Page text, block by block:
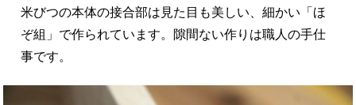
米びつの本体の接合部は見た目も美しい、細かい「ほ
ぞ組」で作られています。隙間ない作りは職人の手仕
事です。